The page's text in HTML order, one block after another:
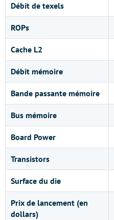
Débit de texels
ROPs
Cache L2
Débit mémoire
Bande passante mémoire
Bus mémoire
Board Power
Transistors
Surface du die
Prix de lancement (en
dollars)